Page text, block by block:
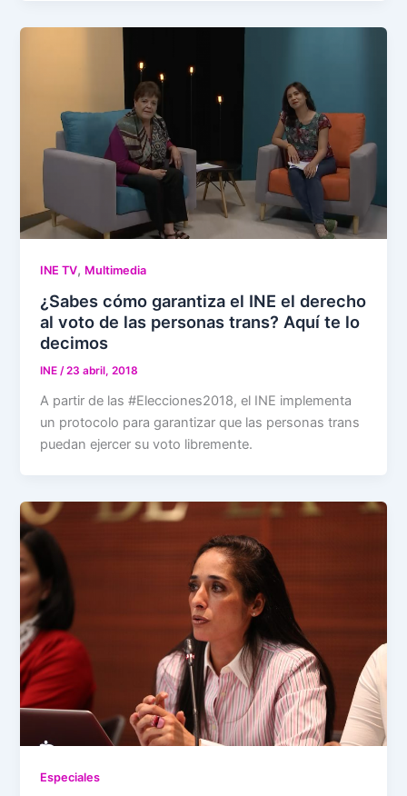
INE TV, Multimedia
¿Sabes cómo garantiza el INE el derecho
al voto de las personas trans? Aquí te lo
decimos
INE/23 abril, 2018
A partir de las #Elecciones2018, el INE implementa
un protocolo para garantizar que las personas trans
puedan ejercer su voto libremente.
Especiales